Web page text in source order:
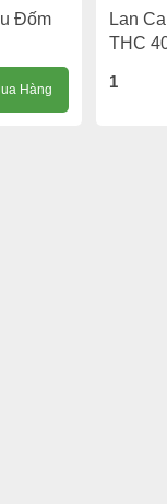
Đốm
Hàng
Lan
THC
1